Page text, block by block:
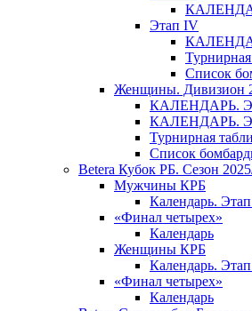
Этап IV
Список
Женщины. Дивизион
КАЛЕНДАРЬ.
КАЛЕНДАРЬ.
Турнирная
Список
Betera Кубок РБ. Сезон
Мужчины КРБ
Календарь.
«Финал четырех»
Календарь
Женщины КРБ
Календарь.
«Финал четырех»
Календарь